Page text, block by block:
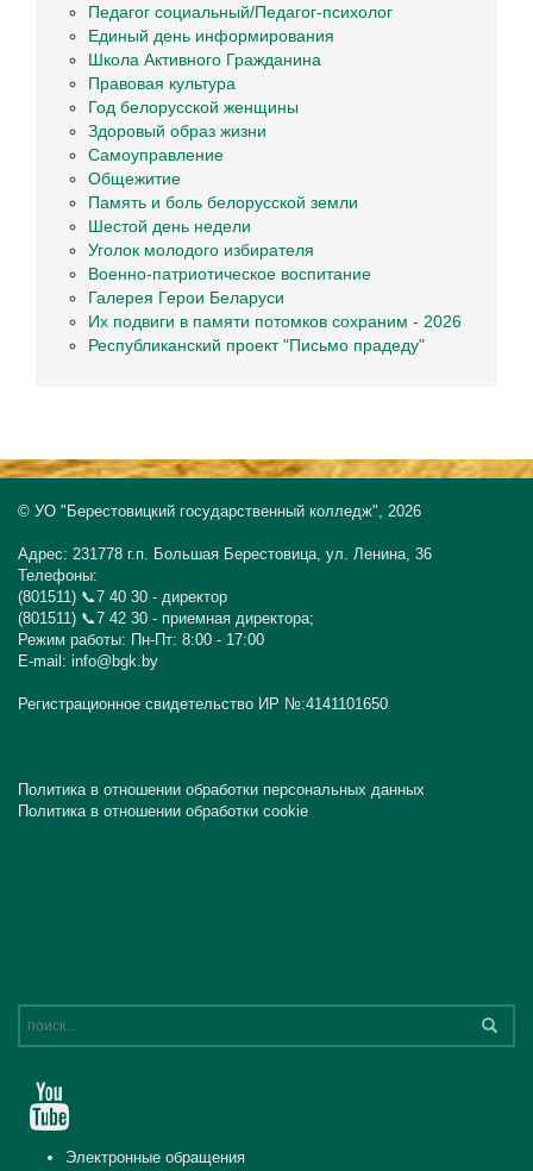
Педагог социальный/Педагог-психолог
Единый день информирования
Школа Активного Гражданина
Правовая культура
Год белорусской женщины
Здоровый образ жизни
Самоуправление
Общежитие
Память и боль белорусской земли
Шестой день недели
Уголок молодого избирателя
Военно-патриотическое воспитание
Галерея Герои Беларуси
Их подвиги в памяти потомков сохраним - 2026
Республиканский проект "Письмо прадеду"
© УО "Берестовицкий государственный колледж", 2026
Адрес: 231778 г.п. Большая Берестовица, ул. Ленина, 36
Телефоны:
(801511) 📞7 40 30 - директор
(801511) 📞7 42 30 - приемная директора;
Режим работы: Пн-Пт: 8:00 - 17:00
E-mail: info@bgk.by
Регистрационное свидетельство ИР №:4141101650
Политика в отношении обработки персональных данных
Политика в отношении обработки cookie
Электронные обращения